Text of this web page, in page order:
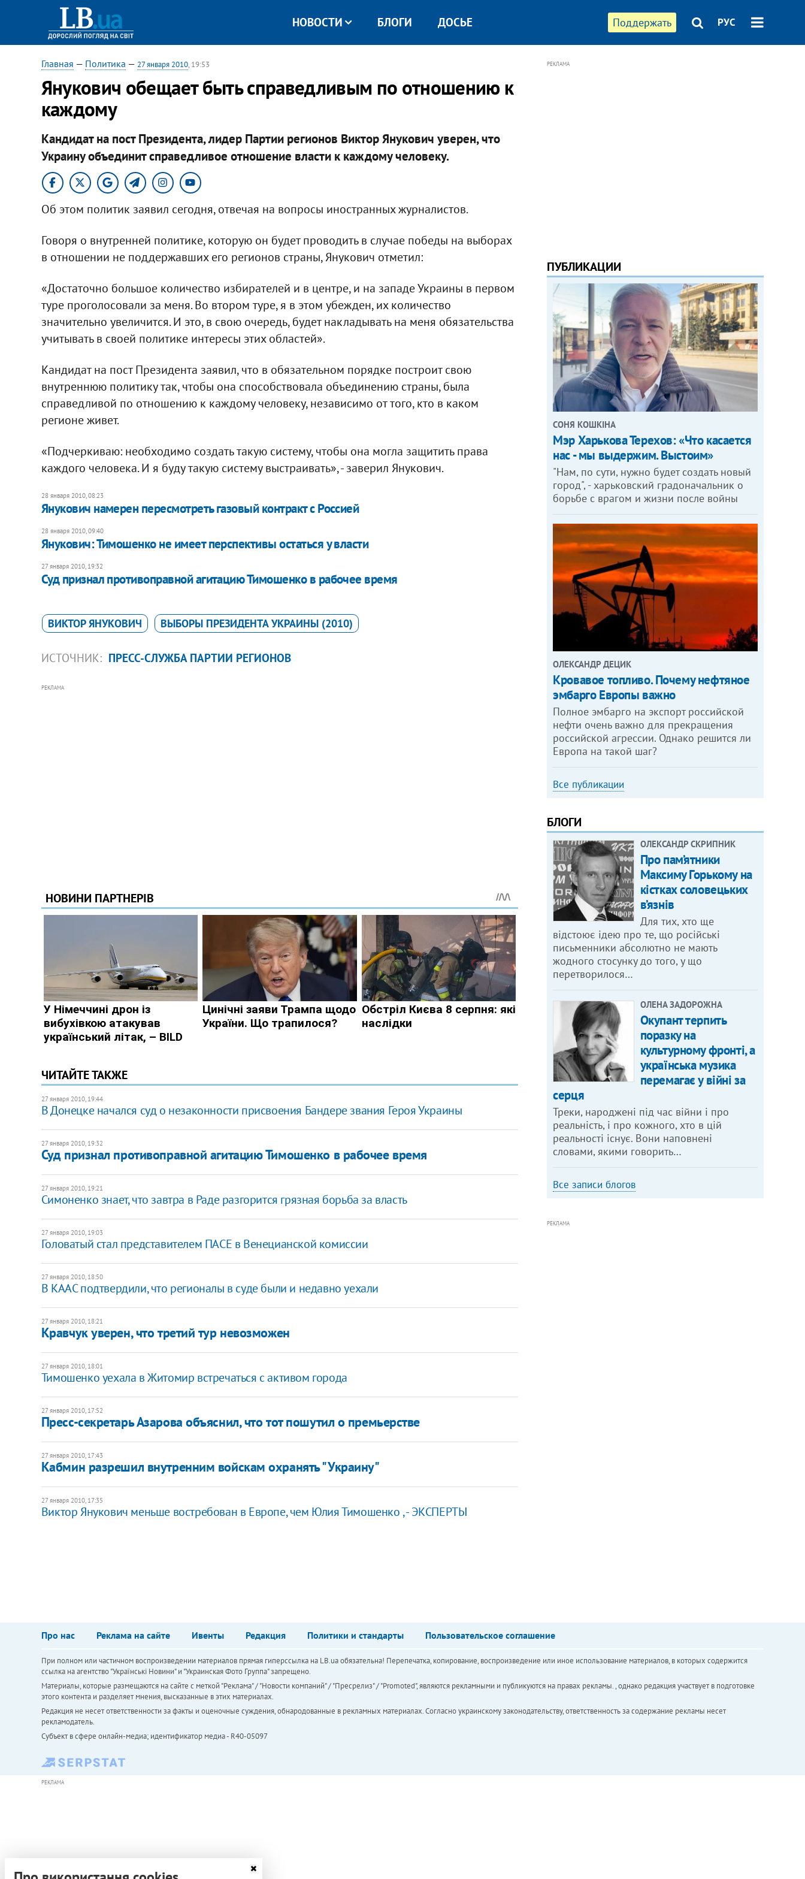
Поддержать РУС
НОВОСТИ БЛОГИ ДОСЬЕ
Главная — Политика — 27 января 2010, 19:53
Янукович обещает быть справедливым по отношению к
каждому
Кандидат на пост Президента, лидер Партии регионов Виктор Янукович уверен, что
Украину объединит справедливое отношение власти к каждому человеку.
Об этом политик заявил сегодня, отвечая на вопросы иностранных журналистов.
Говоря о внутренней политике, которую он будет проводить в случае победы на выборах
в отношении не поддержавших его регионов страны, Янукович отметил:
«Достаточно большое количество избирателей и в центре, и на западе Украины в первом
туре проголосовали за меня. Во втором туре, я в этом убежден, их количество
значительно увеличится. И это, в свою очередь, будет накладывать на меня обязательства
учитывать в своей политике интересы этих областей».
Кандидат на пост Президента заявил, что в обязательном порядке построит свою
внутреннюю политику так, чтобы она способствовала объединению страны, была
справедливой по отношению к каждому человеку, независимо от того, кто в каком
регионе живет.
«Подчеркиваю: необходимо создать такую систему, чтобы она могла защитить права
каждого человека. И я буду такую систему выстраивать», - заверил Янукович.
28 января 2010, 08:23
Янукович намерен пересмотреть газовый контракт с Россией
28 января 2010, 09:40
Янукович: Тимошенко не имеет перспективы остаться у власти
27 января 2010, 19:32
Суд признал противоправной агитацию Тимошенко в рабочее время
ВИКТОР ЯНУКОВИЧ ВЫБОРЫ ПРЕЗИДЕНТА УКРАИНЫ (2010)
ИСТОЧНИК: ПРЕСС-СЛУЖБА ПАРТИИ РЕГИОНОВ
РЕКЛАМА
ЧИТАЙТЕ ТАКЖЕ
27 января 2010, 19:44
В Донецке начался суд о незаконности присвоения Бандере звания Героя Украины
27 января 2010, 19:32
Суд признал противоправной агитацию Тимошенко в рабочее время
27 января 2010, 19:21
Симоненко знает, что завтра в Раде разгорится грязная борьба за власть
27 января 2010, 19:03
Головатый стал представителем ПАСЕ в Венецианской комиссии
27 января 2010, 18:50
В КААС подтвердили, что регионалы в суде были и недавно уехали
27 января 2010, 18:21
Кравчук уверен, что третий тур невозможен
27 января 2010, 18:01
Тимошенко уехала в Житомир встречаться с активом города
27 января 2010, 17:52
Пресс-секретарь Азарова объяснил, что тот пошутил о премьерстве
27 января 2010, 17:43
Кабмин разрешил внутренним войскам охранять "Украину"
27 января 2010, 17:35
Виктор Янукович меньше востребован в Европе, чем Юлия Тимошенко , - ЭКСПЕРТЫ
РЕКЛАМА
ПУБЛИКАЦИИ
СОНЯ КОШКІНА
Мэр Харькова Терехов: «Что касается
нас - мы выдержим. Выстоим»
"Нам, по сути, нужно будет создать новый
город", - харьковский градоначальник о
борьбе с врагом и жизни после войны
ОЛЕКСАНДР ДЕЦИК
Кровавое топливо. Почему нефтяное
эмбарго Европы важно
Полное эмбарго на экспорт российской
нефти очень важно для прекращения
российской агрессии. Однако решится ли
Европа на такой шаг?
Все публикации
БЛОГИ
ОЛЕКСАНДР СКРИПНИК
Про пам’ятники
Максиму Горькому на
кістках соловецьких
в’язнів
Для тих, хто ще
відстоює ідею про те, що російські
письменники абсолютно не мають
жодного стосунку до того, у що
перетворилося…
ОЛЕНА ЗАДОРОЖНА
Окупант терпить
поразку на
культурному фронті, а
українська музика
перемагає у війні за
серця
Треки, народжені під час війни і про
реальність, і про кожного, хто в цій
реальності існує. Вони наповнені
словами, якими говорить…
Все записи блогов
РЕКЛАМА
Про нас Реклама на сайте Ивенты Редакция Политики и стандарты Пользовательское соглашение
При полном или частичном воспроизведении материалов прямая гиперссылка на LB.ua обязательна! Перепечатка, копирование, воспроизведение или иное использование материалов, в которых содержится
ссылка на агентство "Українськi Новини" и "Украинская Фото Группа" запрещено.
Материалы, которые размещаются на сайте с меткой "Реклама" / "Новости компаний" / "Пресрелиз" / "Promoted", являются рекламными и публикуются на правах рекламы. , однако редакция участвует в подготовке
этого контента и разделяет мнения, высказанные в этих материалах.
Редакция не несет ответственности за факты и оценочные суждения, обнародованные в рекламных материалах. Согласно украинскому законодательству, ответственность за содержание рекламы несет
рекламодатель.
Субъект в сфере онлайн-медиа; идентификатор медиа - R40-05097
РЕКЛАМА